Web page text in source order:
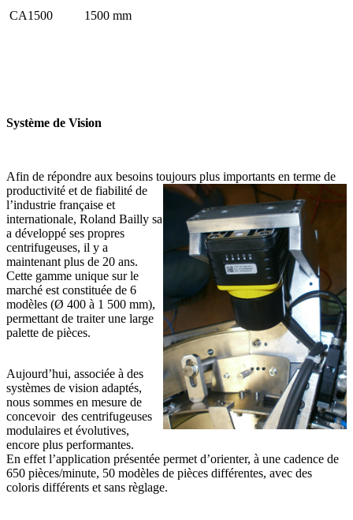
CA1500 1500 mm
Système de Vision
Afin de répondre aux besoins toujours plus importants en terme de
productivité et de fiabilité de
l’industrie française et
internationale, Roland Bailly sa
a développé ses propres
centrifugeuses, il y a
maintenant plus de 20 ans.
Cette gamme unique sur le
marché est constituée de 6
modèles (Ø 400 à 1 500 mm),
permettant de traiter une large
palette de pièces.
Aujourd’hui, associée à des
systèmes de vision adaptés,
nous sommes en mesure de
concevoir des centrifugeuses
modulaires et évolutives,
encore plus performantes.
En effet l’application présentée permet d’orienter, à une cadence de
650 pièces/minute, 50 modèles de pièces différentes, avec des
coloris différents et sans règlage.